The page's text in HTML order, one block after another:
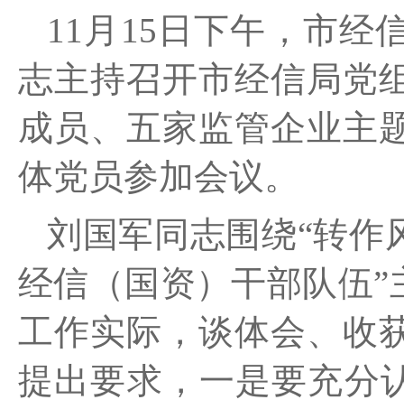
11月15日下午，市经
志主持召开市经信局党
成员、五家监管企业主
体党员参加会议。
刘国军同志围绕“转作
经信（国资）干部队伍
工作实际，谈体会、收
提出要求， 一是要充分